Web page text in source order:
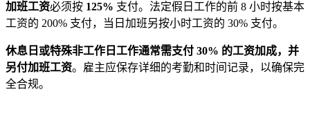
加班工资必须按 125% 支付。法定假日工作的前 8 小时按基本
工资的 200% 支付，当日加班另按小时工资的 30% 支付。
休息日或特殊非工作日工作通常需支付 30% 的工资加成，并
另付加班工资。雇主应保存详细的考勤和时间记录，以确保完
全合规。